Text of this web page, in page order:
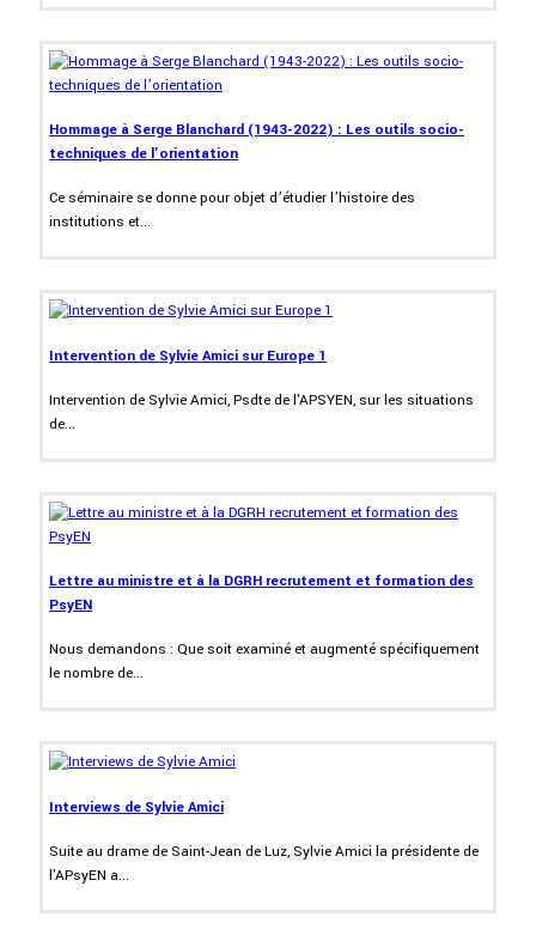
Hommage à Serge Blanchard (1943-2022) : Les outils socio-
techniques de l’orientation
Ce séminaire se donne pour objet d’étudier l’histoire des
institutions et...
Intervention de Sylvie Amici sur Europe 1
Intervention de Sylvie Amici, Psdte de l'APSYEN, sur les situations
de...
Lettre au ministre et à la DGRH recrutement et formation des
PsyEN
Nous demandons : Que soit examiné et augmenté spécifiquement
le nombre de...
Interviews de Sylvie Amici
Suite au drame de Saint-Jean de Luz, Sylvie Amici la présidente de
l'APsyEN a...